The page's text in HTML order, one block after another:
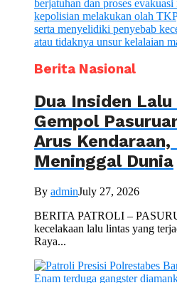
Berita Nasional
Dua Insiden
Gempol
Arus Kendaraan,
Meninggal Dunia
By adminJuly 27, 2026
BERITA PATROLI –
kecelakaan lalu lintas yang
Raya...